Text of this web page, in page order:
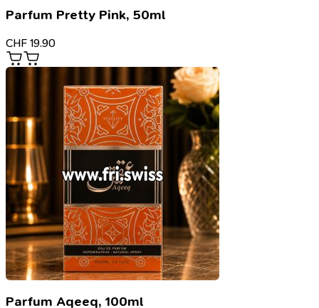
Parfum Pretty Pink, 50ml
CHF 19.90
Parfum Aqeeq, 100ml